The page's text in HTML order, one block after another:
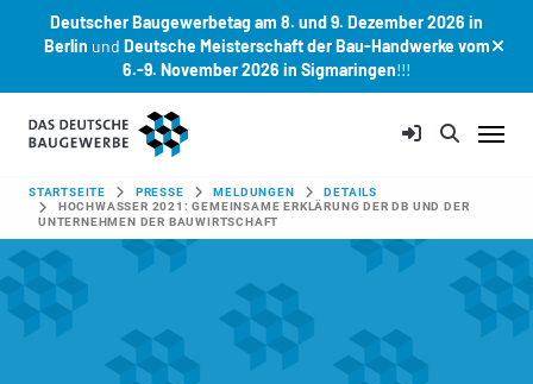
Deutscher Baugewerbetag am 8. und 9. Dezember 2026 in
Berlin und Deutsche Meisterschaft der Bau-Handwerke vom
6.-9. November 2026 in Sigmaringen!!!
Zum Hauptinhalt springen
SIE SIND HIER:
STARTSEITE PRESSE MELDUNGEN
DETAILS
HOCHWASSER 2021: GEMEINSAME ERKLÄRUNG DER DB UND DER
UNTERNEHMEN DER BAUWIRTSCHAFT